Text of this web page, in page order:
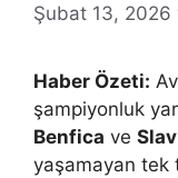
Şubat 13, 2026
Haber Özeti:
şampiyonluk
Benfica ve
yaşamayan tek